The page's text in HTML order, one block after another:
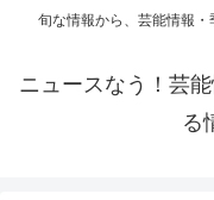
旬な情報から、芸能情報・
ニュースなう！芸
る